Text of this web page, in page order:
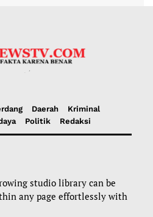
Daerah
Kriminal
Politik Redaksi
studio library can be
any page effortlessly with